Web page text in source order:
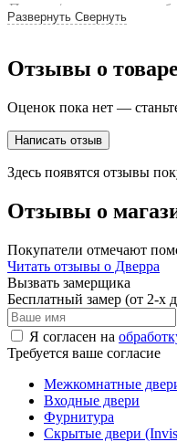
Подъем/спуск погонажа
лифте (до 10 шт.)
на лифте(до 10 кг)
Подъем/спуск дверной
металлической двери
этаж до 120 кг/
двери, стоимостью до 25
Самовывоз со склада
Развернуть Свернуть
Отзывы о товаре
Оценок пока нет —
Написать отзыв
Здесь появятся отзывы
Отзывы о
Покупатели отмечают
Читать отзывы о Дверра
Вызвать замерщика
Бесплатный замер (от 2-х
Я согласен на
Требуется ваше согласие
Межкомнатные
Входные двери
Фурнитура
Скрытые двери